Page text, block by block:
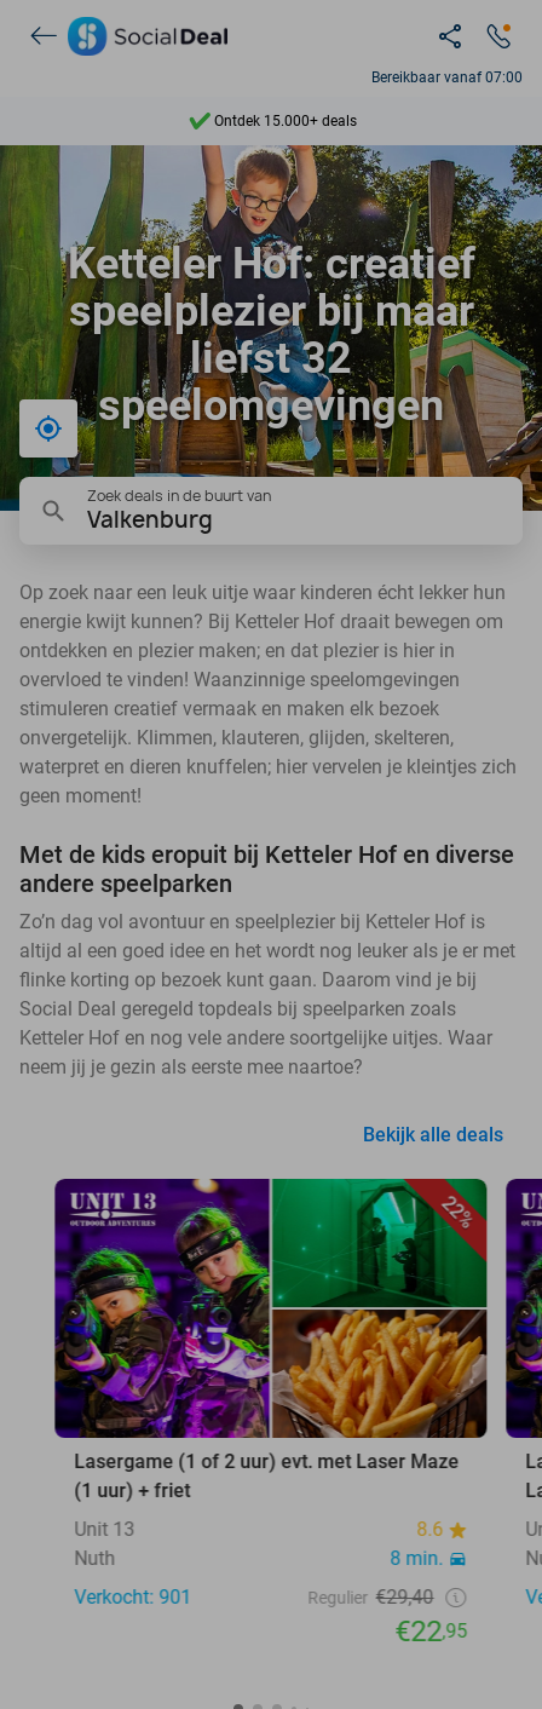
Bereikbaar vanaf 07:00
Ontdek 15.000+ deals
7 dagen per week beschikbaar
10+ miljoen leden
9,4
Ontdek 15.000+ deals
Ketteler Hof: creatief
speelplezier bij maar
liefst 32
speelomgevingen
Bij mij in de buurt
Zoek deals in de buurt van
Valkenburg
Op zoek naar een leuk uitje waar kinderen écht lekker hun
energie kwijt kunnen? Bij Ketteler Hof draait bewegen om
ontdekken en plezier maken; en dat plezier is hier in
overvloed te vinden! Waanzinnige speelomgevingen
stimuleren creatief vermaak en maken elk bezoek
onvergetelijk. Klimmen, klauteren, glijden, skelteren,
waterpret en dieren knuffelen; hier vervelen je kleintjes zich
geen moment!
Met de kids eropuit bij Ketteler Hof en diverse
andere speelparken
Zo’n dag vol avontuur en speelplezier bij Ketteler Hof is
altijd al een goed idee en het wordt nog leuker als je er met
flinke korting op bezoek kunt gaan. Daarom vind je bij
Social Deal geregeld topdeals bij speelparken zoals
Ketteler Hof en nog vele andere soortgelijke uitjes. Waar
neem jij je gezin als eerste mee naartoe?
Bekijk alle deals
22%
Lasergame (1 of 2 uur) evt. met Laser Maze
(1 uur) + friet
Unit 13
8.6
Nuth
8 min.
Verkocht: 901
Regulier €29,40
€22,95